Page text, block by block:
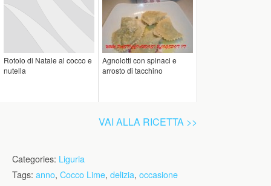
Rotolo di Natale al cocco e
nutella
Agnolotti con spinaci e
arrosto di tacchino
VAI ALLA RICETTA >>
Categories: Liguria
Tags: anno, Cocco Lime, delizia, occasione